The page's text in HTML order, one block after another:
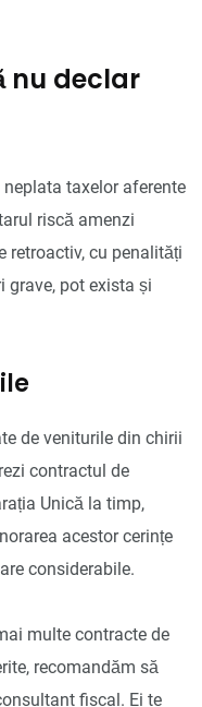
nu declar
taxelor aferente
riscă amenzi
retroactiv, cu penalități
grave, pot exista și
de veniturile din chirii
contractul de
Unică la timp,
acestor cerințe
considerabile.
multe contracte de
recomandăm să
fiscal. Ei te